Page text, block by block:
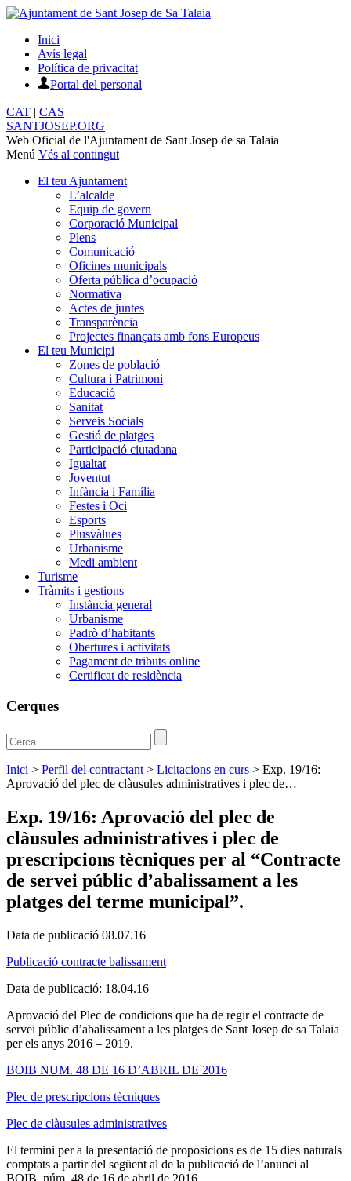
Inici
Avís legal
Política de privacitat
Portal del personal
CAT | CAS
SANTJOSEP.ORG
Web Oficial de l'Ajuntament de Sant Josep de sa Talaia
Menú Vés al contingut
El teu Ajuntament
L’alcalde
Equip de govern
Corporació Municipal
Plens
Comunicació
Oficines municipals
Oferta pública d’ocupació
Normativa
Actes de juntes
Transparència
Projectes finançats amb fons Europeus
El teu Municipi
Zones de població
Cultura i Patrimoni
Educació
Sanitat
Serveis Socials
Gestió de platges
Participació ciutadana
Igualtat
Joventut
Infància i Família
Festes i Oci
Esports
Plusvàlues
Urbanisme
Medi ambient
Turisme
Tràmits i gestions
Instància general
Urbanisme
Padrò d’habitants
Obertures i activitats
Pagament de tributs online
Certificat de residència
Cerques
Inici > Perfil del contractant> Licitacions en curs > Exp. 19/16:
Aprovació del plec de clàusules administratives i plec de…
Exp. 19/16: Aprovació del plec de
clàusules administratives i plec de
prescripcions tècniques per al “Contracte
de servei públic d’abalissament a les
platges del terme municipal”.
Data de publicació 08.07.16
Publicació contracte balissament
Data de publicació: 18.04.16
Aprovació del Plec de condicions que ha de regir el contracte de
servei públic d’abalissament a les platges de Sant Josep de sa Talaia
per els anys 2016 – 2019.
BOIB NUM. 48 DE 16 D’ABRIL DE 2016
Plec de prescripcions tècniques
Plec de clàusules administratives
El termini per a la presentació de proposicions es de 15 dies naturals
comptats a partir del següent al de la publicació de l’anunci al